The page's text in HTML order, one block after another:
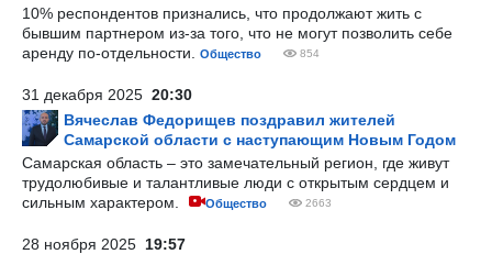
10% респондентов признались, что продолжают жить с
бывшим партнером из-за того, что не могут позволить себе
аренду по-отдельности.
Общество 854
31 декабря 2025 20:30
Вячеслав Федорищев поздравил жителей
Самарской области с наступающим Новым Годом
Самарская область – это замечательный регион, где живут
трудолюбивые и талантливые люди с открытым сердцем и
сильным характером.
Общество 2663
28 ноября 2025 19:57